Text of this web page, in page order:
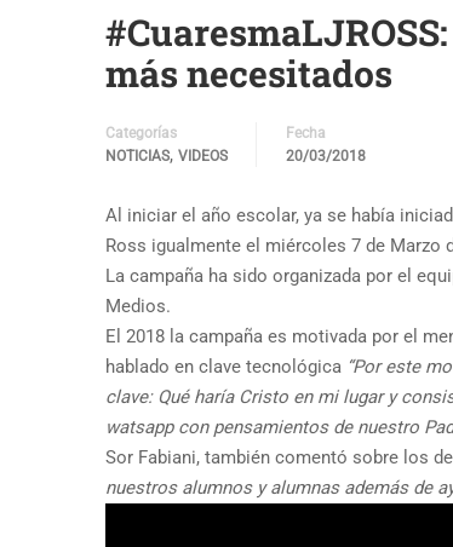
más necesitados
Categorías
NOTICIAS, VIDEOS
Fecha
20/03/2018
Al iniciar el año escolar, ya se había
Ross igualmente el miércoles 7 de Marzo
La campaña ha sido organizada por el
Medios.
El 2018 la campaña es motivada por el
hablado en clave tecnológica “Por este
clave: Qué haría Cristo en mi lugar y
watsapp con pensamientos de nuestro
Sor Fabiani, también comentó sobre los
nuestros alumnos y alumnas además de